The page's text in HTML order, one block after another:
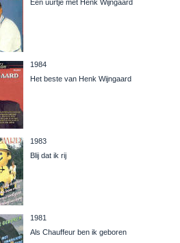
Een uurtje met Henk Wijngaard
1984
Het beste van Henk Wijngaard
1983
Blij dat ik rij
1981
Als Chauffeur ben ik geboren